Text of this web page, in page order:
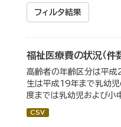
フィルタ結果
福祉医療費の状況（件
高齢者の年齢区分は平成
生は平成19年まで乳幼
度までは乳幼児および小
CSV